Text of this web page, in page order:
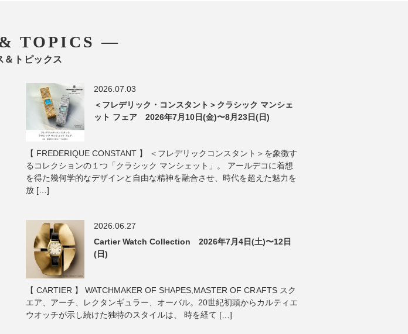
TOPICS ―
＆トピックス
2026.07.03
＜フレデリック・コンスタント＞クラシック マンシェ
ット フェア 2026年7月10日(金)〜8月23日(日)
【 FREDERIQUE CONSTANT 】 ＜フレデリックコンスタント＞を象徴す
るコレクションの１つ「クラシック マンシェット」。 アールデコに着想
を得た幾何学的なデザインと自由な精神を融合させ、時代を超えた魅力を
放 […]
2026.06.27
Cartier Watch Collection 2026年7月4日(土)〜12日
(日)
【 CARTIER 】 WATCHMAKER OF SHAPES,MASTER OF CRAFTS スク
エア、アーチ、レクタンギュラー、オーバル。20世紀初頭からカルティエ
ウオッチが示し続けた独特のスタイルは、 時を経て […]